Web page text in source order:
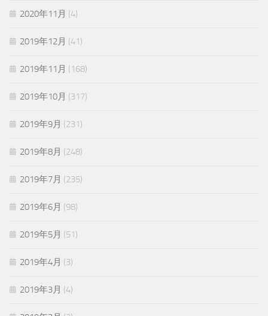
2020年11月 (4)
2019年12月 (41)
2019年11月 (168)
2019年10月 (317)
2019年9月 (231)
2019年8月 (248)
2019年7月 (235)
2019年6月 (98)
2019年5月 (51)
2019年4月 (3)
2019年3月 (4)